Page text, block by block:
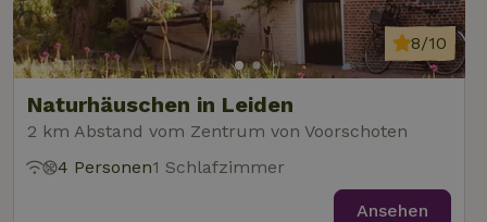
Naturhäuschen in Leiden
2 km Abstand vom Zentrum von Voorschoten
8/10
4 Personen1 Schlafzimmer
Ansehen